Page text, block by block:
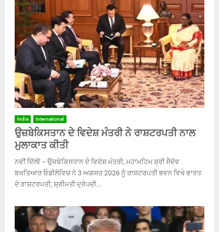
India International
ਉਜ਼ਬੇਕਿਸਤਾਨ ਦੇ ਵਿਦੇਸ਼ ਮੰਤਰੀ ਨੇ ਰਾਸ਼ਟਰਪਤੀ ਨਾਲ
ਮੁਲਾਕਾਤ ਕੀਤੀ
ਨਵੀਂ ਦਿੱਲੀ – ਉਜ਼ਬੇਕਿਸਤਾਨ ਦੇ ਵਿਦੇਸ਼ ਮੰਤਰੀ, ਮਹਾਮਹਿਮ ਸ਼੍ਰੀ ਸੈਦੋਵ
ਬਖਤਿਆਰ ਓਡੀਲੋਵਿਚ ਨੇ 3 ਅਗਸਤ 2026 ਨੂੰ ਰਾਸ਼ਟਰਪਤੀ ਭਵਨ ਵਿਖੇ ਭਾਰਤ
ਦੇ ਰਾਸ਼ਟਰਪਤੀ, ਸ਼੍ਰੀਮਤੀ ਦ੍ਰੋਪਦੀ...